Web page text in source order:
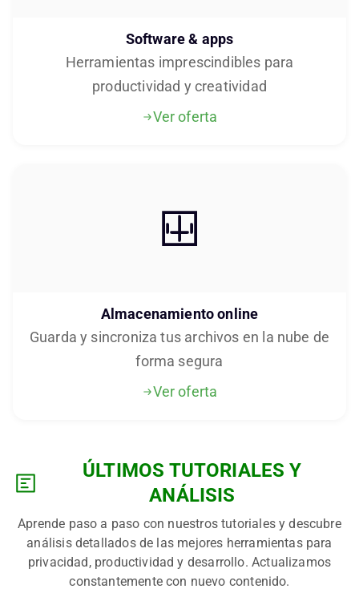
Software & apps
Herramientas imprescindibles para
productividad y creatividad
Ver oferta
Almacenamiento online
Guarda y sincroniza tus archivos en la nube de
forma segura
Ver oferta
ÚLTIMOS TUTORIALES Y
ANÁLISIS
Aprende paso a paso con nuestros tutoriales y descubre
análisis detallados de las mejores herramientas para
privacidad, productividad y desarrollo. Actualizamos
constantemente con nuevo contenido.